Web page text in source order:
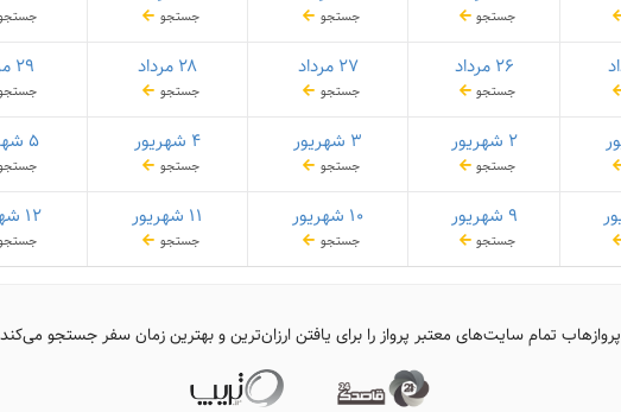
جستجو جستجو جستجو
۲۶ مرداد
جستجو
۲۷ مرداد
جستجو
۲۸ مرداد
جستجو
۲۹ مرداد
۲ شهریور
جستجو
۳ شهریور
جستجو
۴ شهریور
جستجو
۵ شهریور
۹ شهریور
جستجو
۱۰ شهریور
جستجو
۱۱ شهریور
جستجو
۱۲ شهریور
پروازهاب تمام سایت‌های معتبر پرواز را برای یافتن ارزان‌ترین و بهترین زمان سفر جستجو می‌کند